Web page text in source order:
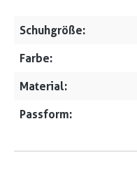
Schuhgröße:
Farbe:
Material:
Passform: